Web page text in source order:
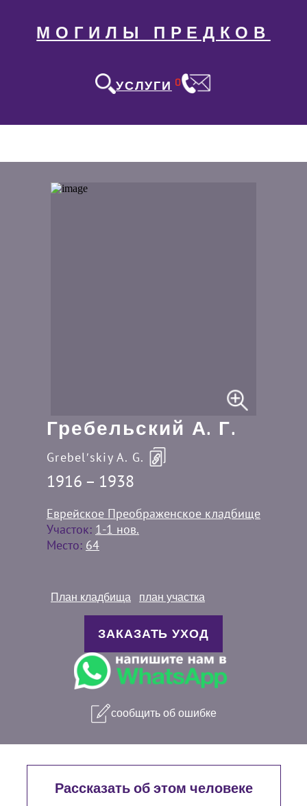
МОГИЛЫ ПРЕДКОВ
УСЛУГИ 0
Гребельский А. Г.
Grebelʹskiy A. G.
1916 – 1938
Еврейское Преображенское кладбище
Участок: 1-1 нов.
Место: 64
План кладбища план участка
ЗАКАЗАТЬ УХОД
сообщить об ошибке
Рассказать об этом человеке